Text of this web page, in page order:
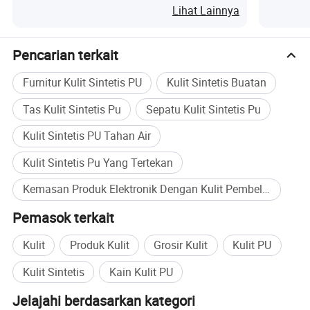
Lihat Lainnya
Pencarian terkait
Furnitur Kulit Sintetis PU
Kulit Sintetis Buatan
Tas Kulit Sintetis Pu
Sepatu Kulit Sintetis Pu
Kulit Sintetis PU Tahan Air
Kulit Sintetis Pu Yang Tertekan
Kemasan Produk Elektronik Dengan Kulit Pembelian Massal
Pemasok terkait
Kulit Produk Kulit Grosir Kulit
Kulit PU
Kulit Sintetis
Kain Kulit PU
Jelajahi berdasarkan kategori